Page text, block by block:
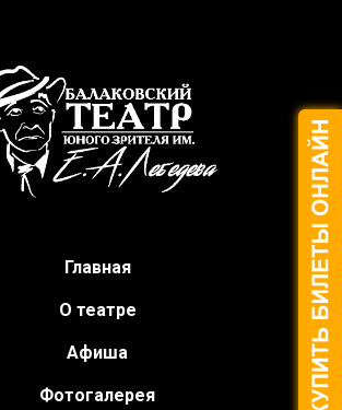
Главная
О театре
Афиша
Фотогалерея